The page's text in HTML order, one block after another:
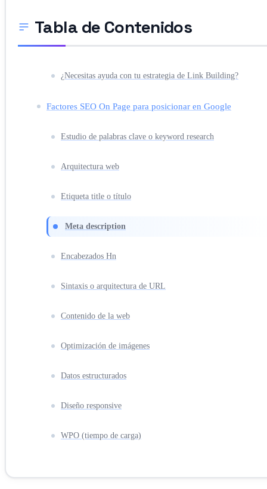
Tabla de Contenidos
¿Necesitas ayuda con tu estrategia de Link Building?
Factores SEO On Page para posicionar en Google
Estudio de palabras clave o keyword research
Arquitectura web
Etiqueta title o título
Meta description
Encabezados Hn
Sintaxis o arquitectura de URL
Contenido de la web
Optimización de imágenes
Datos estructurados
Diseño responsive
WPO (tiempo de carga)